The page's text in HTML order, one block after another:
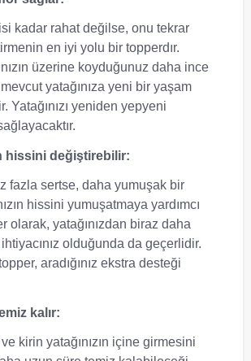
kadar rahat değilse, onu tekrar
en iyi yolu bir topperdır.
üzerine koyduğunuz daha ince
yatağınıza yeni bir yaşam
Yatağınızı yeniden yepyeni
hissini değiştirebilir:
fazla sertse, daha yumuşak bir
hissini yumuşatmaya yardımcı
olarak, yatağınızdan biraz daha
olduğunda da geçerlidir.
aradığınız ekstra desteği
kalır:
kirin yatağınızın içine girmesini